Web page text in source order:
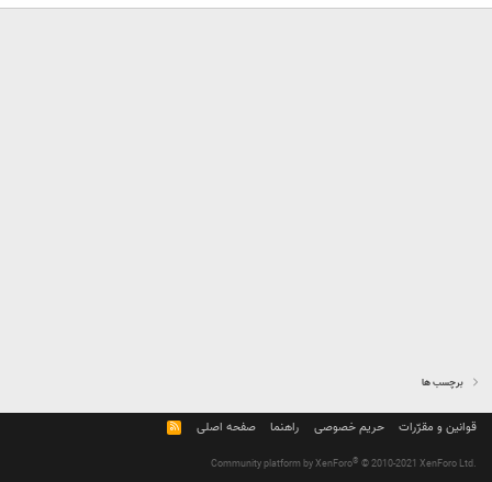
برچسب ها
قوانین و مقرّرات حریم خصوصی راهنما صفحه اصلی
R
S
Community platform by XenForo® © 2010-2021 XenForo Ltd.